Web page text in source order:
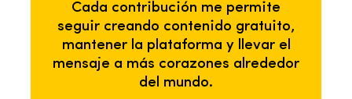
Cada contribución me permite
seguir creando contenido gratuito,
mantener la plataforma y llevar el
mensaje a más corazones alrededor
del mundo.